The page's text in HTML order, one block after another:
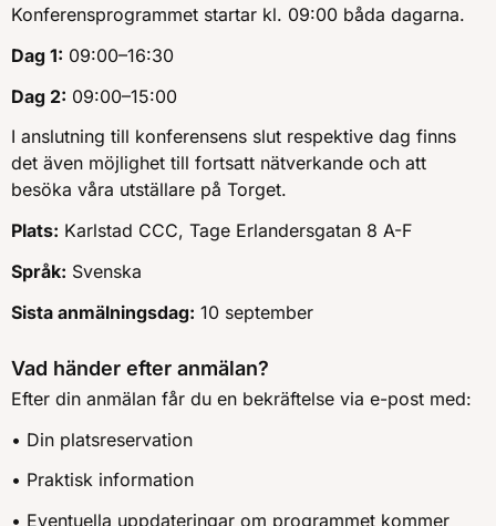
Konferensprogrammet startar kl. 09:00 båda dagarna.
Dag 1: 09:00–16:30
Dag 2: 09:00–15:00
I anslutning till konferensens slut respektive dag finns
det även möjlighet till fortsatt nätverkande och att
besöka våra utställare på Torget.
Plats: Karlstad CCC, Tage Erlandersgatan 8 A-F
Språk: Svenska
Sista anmälningsdag: 10 september
Vad händer efter anmälan?
Efter din anmälan får du en bekräftelse via e-post med:
• Din platsreservation
• Praktisk information
• Eventuella uppdateringar om programmet kommer